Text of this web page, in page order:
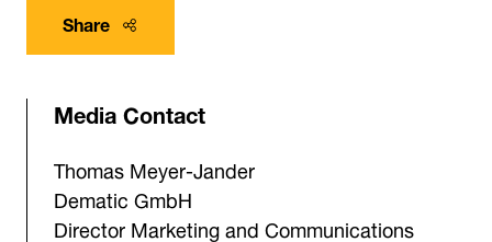
Share
Media Contact
Thomas Meyer-Jander
Dematic GmbH
Director Marketing and Communications